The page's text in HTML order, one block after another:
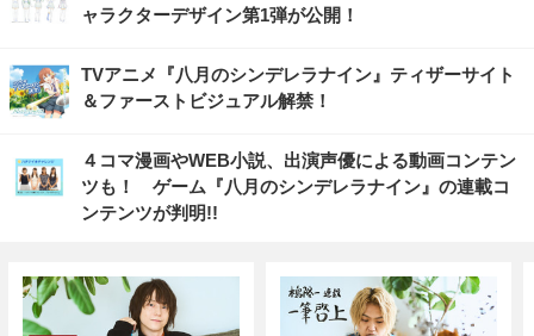
ャラクターデザイン第1弾が公開！
TVアニメ『八月のシンデレラナイン』ティザーサイト
＆ファーストビジュアル解禁！
４コマ漫画やWEB小説、出演声優による動画コンテン
ツも！ ゲーム『八月のシンデレラナイン』の連載コ
ンテンツが判明!!